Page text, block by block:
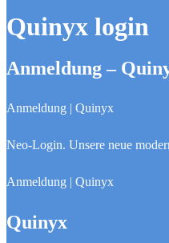
Quinyx login
Anmeldung –
Anmeldung | Quinyx
Neo-Login. Unsere neue
Anmeldung | Quinyx
Quinyx